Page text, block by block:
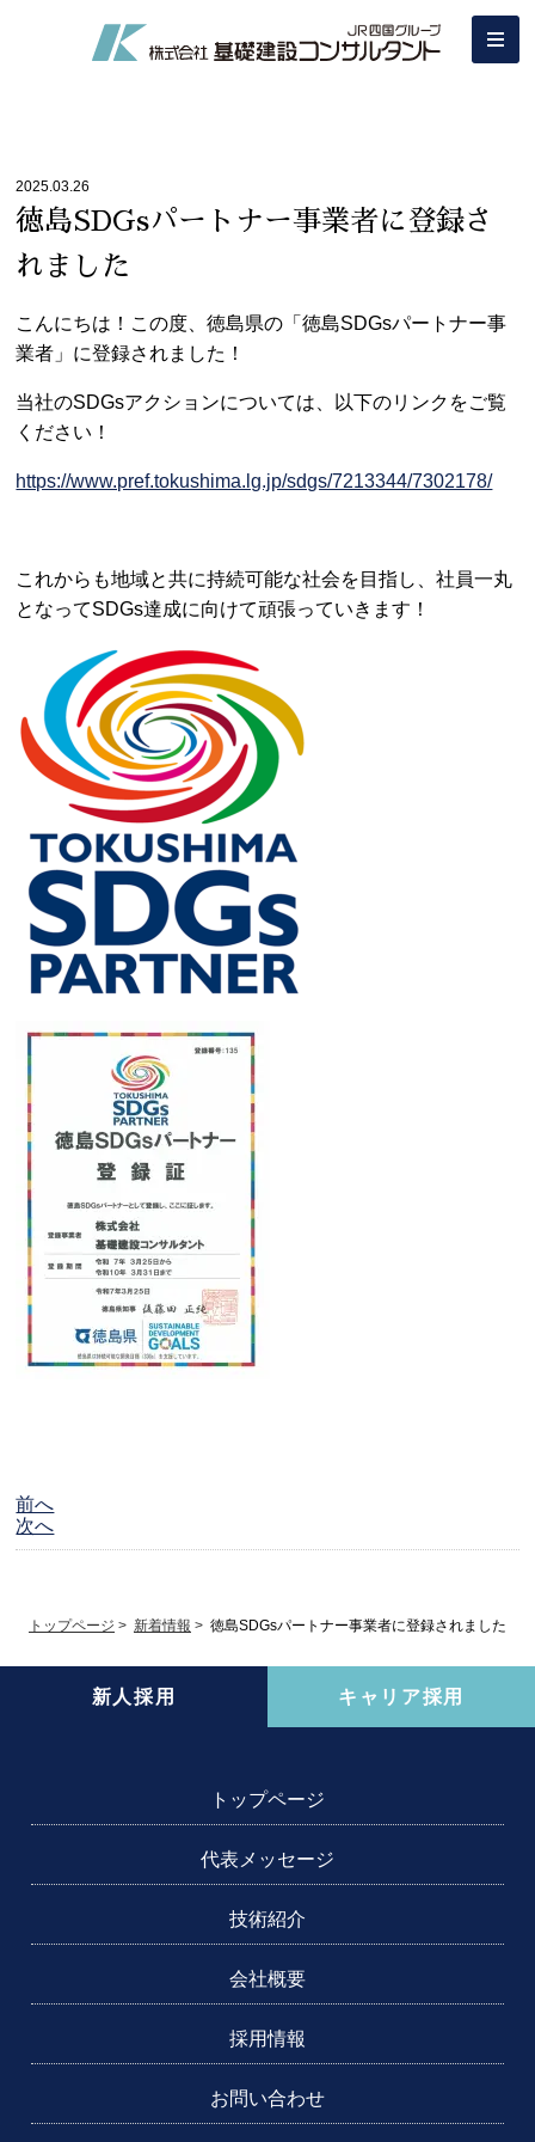
2025.03.26
徳島SDGsパートナー事業者に登録さ
れました
こんにちは！この度、徳島県の「徳島SDGsパートナー事
業者」に登録されました！
当社のSDGsアクションについては、以下のリンクをご覧
ください！
https://www.pref.tokushima.lg.jp/sdgs/7213344/7302178/
これからも地域と共に持続可能な社会を目指し、社員一丸
となってSDGs達成に向けて頑張っていきます！
前へ
次へ
トップページ > 新着情報 > 徳島SDGsパートナー事業者に登録されました
新人採用 キャリア採用
トップページ
代表メッセージ
技術紹介
会社概要
採用情報
お問い合わせ